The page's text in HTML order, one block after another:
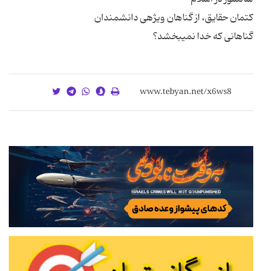
گناهانى كه خدا نمى‏بخشد؟